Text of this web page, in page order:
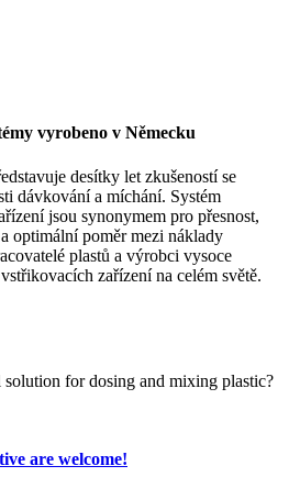
vyrobeno v Německu
desítky let zkušeností se
dávkování a míchání. Systém
jsou synonymem pro přesnost,
optimální poměr mezi náklady
plastů a výrobci vysoce
zařízení na celém světě.
for dosing and mixing plastic?
are welcome!